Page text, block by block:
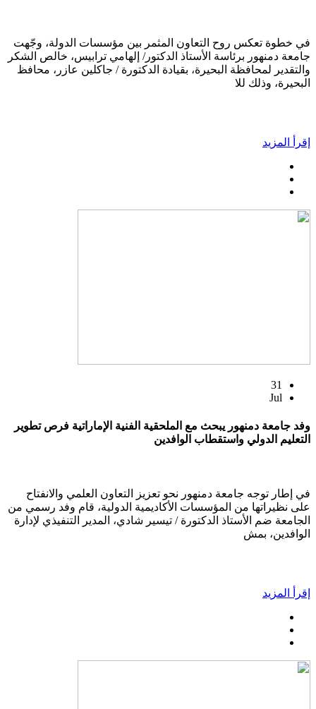
في خطوة تعكس روح التعاون المثمر بين مؤسسات الدولة، وجّهت
جامعة دمنهور برئاسة الأستاذ الدكتور/ إلهامي ترابيس، خالص الشكر
والتقدير لمحافظة البحيرة، بقيادة الدكتورة / جاكلين عازر، محافظ
البحيرة، وذلك للا
إقرأ المزيد
31
Jul
وفد جامعة دمنهور يبحث مع الملحقية الفنية الإماراتية فرص تطوير
التعليم الدولي واستقطاب الوافدين
في إطار توجه جامعة دمنهور نحو تعزيز التعاون العلمي والانفتاح
على نظيراتها من المؤسسات الأكاديمية الدولية، قام وفد رسمي من
الجامعة ضم الأستاذ الدكتورة / تيسير شادي، المدير التنفيذي لإدارة
الوافدين، بمش
إقرأ المزيد